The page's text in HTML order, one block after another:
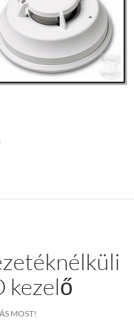
kezelő
MOST!